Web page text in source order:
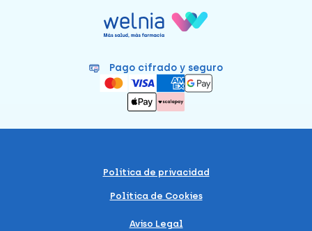
Pago cifrado y seguro
Política de privacidad
Política de Cookies
Aviso Legal